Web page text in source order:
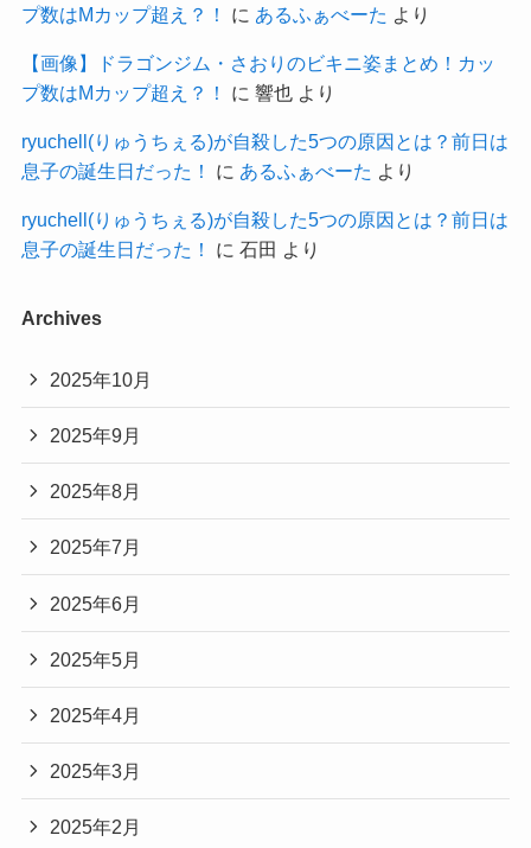
プ数はMカップ超え？！
に あるふぁべーた より
【画像】ドラゴンジム・さおりのビキニ姿まとめ！カッ
プ数はMカップ超え？！
に 響也より
ryuchell(りゅうちぇる)が自殺した5つの原因とは？前日は
息子の誕生日だった！
に あるふぁべーた より
ryuchell(りゅうちぇる)が自殺した5つの原因とは？前日は
息子の誕生日だった！
に 石田 より
Archives
2025年10月
2025年9月
2025年8月
2025年7月
2025年6月
2025年5月
2025年4月
2025年3月
2025年2月